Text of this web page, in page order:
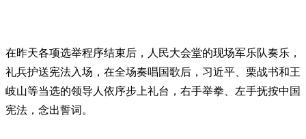
在昨天各项选举程序结束后，人民大会堂的现场军乐队奏乐，
礼兵护送宪法入场，在全场奏唱国歌后，习近平、栗战书和王
岐山等当选的领导人依序步上礼台，右手举拳、左手抚按中国
宪法，念出誓词。